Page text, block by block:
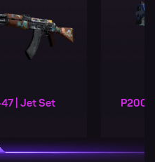
P2000 | Ocean Foam